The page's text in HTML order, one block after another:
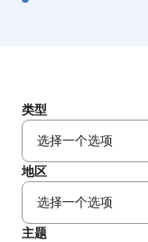
类型
地区
主题